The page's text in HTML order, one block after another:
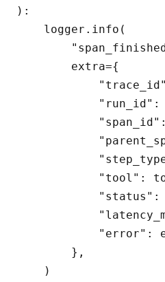
):
    logger.info(
        extra={
"run_id":
"tool":
"status":
"error":
        },
    )